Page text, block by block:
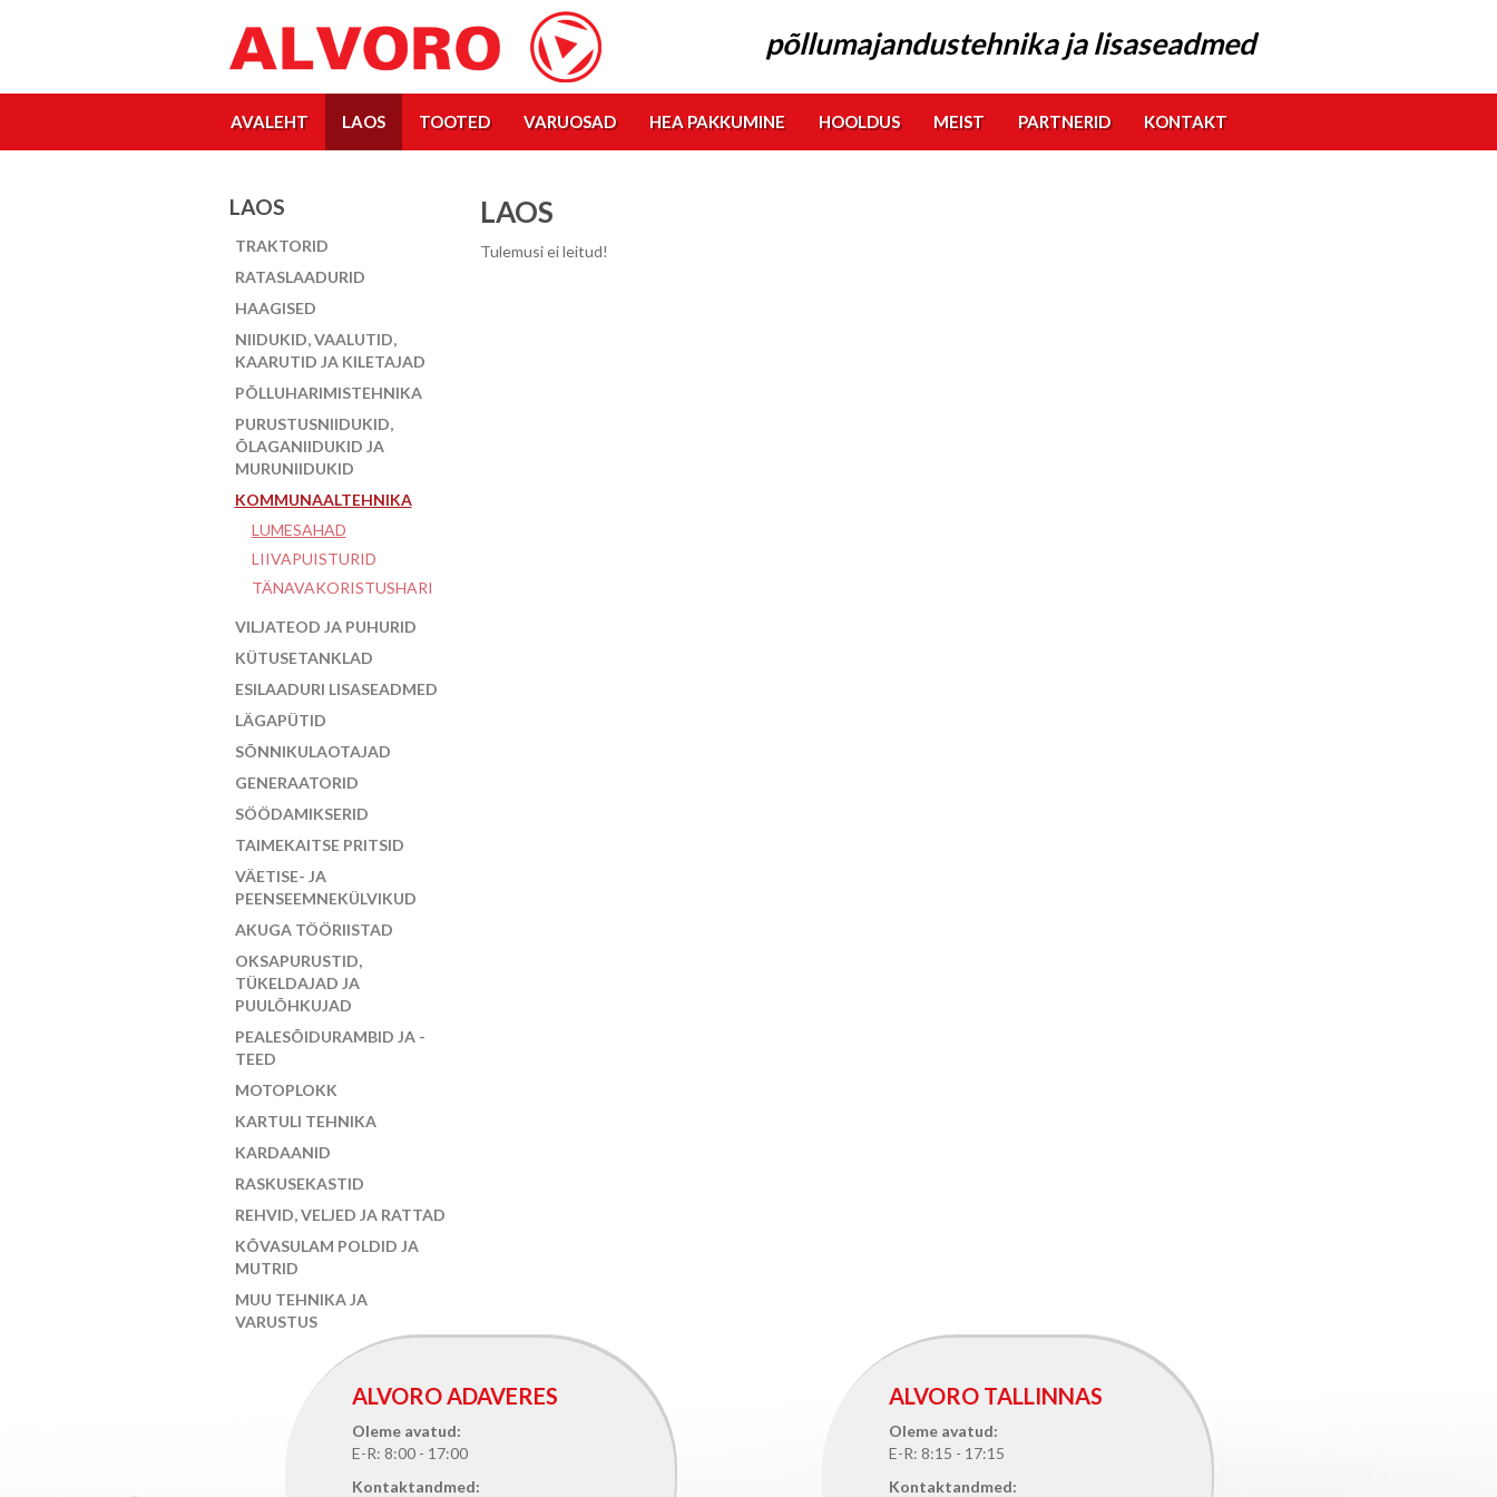
põllumajandustehnika ja lisaseadmed
AVALEHT LAOS TOOTED VARUOSAD HEA PAKKUMINE HOOLDUS MEIST PARTNERID KONTAKT
LAOS
TRAKTORID
RATASLAADURID
HAAGISED
NIIDUKID, VAALUTID,
KAARUTID JA KILETAJAD
PÕLLUHARIMISTEHNIKA
PURUSTUSNIIDUKID,
ÕLAGANIIDUKID JA
MURUNIIDUKID
KOMMUNAALTEHNIKA
LUMESAHAD
LIIVAPUISTURID
TÄNAVAKORISTUSHARI
VILJATEOD JA PUHURID
KÜTUSETANKLAD
ESILAADURI LISASEADMED
LÄGAPÜTID
SÕNNIKULAOTAJAD
GENERAATORID
SÖÖDAMIKSERID
TAIMEKAITSE PRITSID
VÄETISE- JA
PEENSEEMNEKÜLVIKUD
AKUGA TÖÖRIISTAD
OKSAPURUSTID,
TÜKELDAJAD JA
PUULÕHKUJAD
PEALESÕIDURAMBID JA -
TEED
MOTOPLOKK
KARTULI TEHNIKA
KARDAANID
RASKUSEKASTID
REHVID, VELJED JA RATTAD
KÕVASULAM POLDID JA
MUTRID
MUU TEHNIKA JA
VARUSTUS
LAOS
Tulemusi ei leitud!
ALVORO ADAVERES
Oleme avatud:
E-R: 8:00 - 17:00
Kontaktandmed:
ALVORO TALLINNAS
Oleme avatud:
E-R: 8:15 - 17:15
Kontaktandmed: